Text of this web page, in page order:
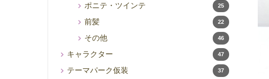
ポニテ・ツインテ 25
前髪 22
その他 46
キャラクター 47
テーマパーク仮装 37